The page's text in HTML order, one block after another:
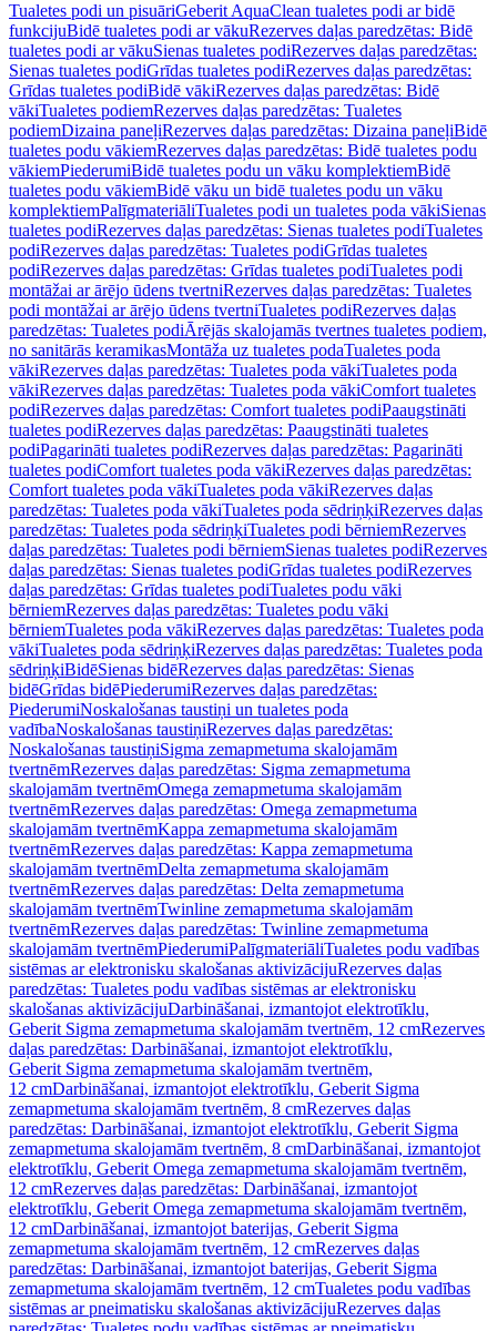
Tualetes podi un pisuāriGeberit AquaClean tualetes podi ar bidē
funkcijuBidē tualetes podi ar vākuRezerves daļas paredzētas: Bidē
tualetes podi ar vākuSienas tualetes podiRezerves daļas paredzētas:
Sienas tualetes podiGrīdas tualetes podiRezerves daļas paredzētas:
Grīdas tualetes podiBidē vākiRezerves daļas paredzētas: Bidē
vākiTualetes podiemRezerves daļas paredzētas: Tualetes
podiemDizaina paneļiRezerves daļas paredzētas: Dizaina paneļiBidē
tualetes podu vākiemRezerves daļas paredzētas: Bidē tualetes podu
vākiemPiederumiBidē tualetes podu un vāku komplektiemBidē
tualetes podu vākiemBidē vāku un bidē tualetes podu un vāku
komplektiemPalīgmateriāliTualetes podi un tualetes poda vākiSienas
tualetes podiRezerves daļas paredzētas: Sienas tualetes podiTualetes
podiRezerves daļas paredzētas: Tualetes podiGrīdas tualetes
podiRezerves daļas paredzētas: Grīdas tualetes podiTualetes podi
montāžai ar ārējo ūdens tvertniRezerves daļas paredzētas: Tualetes
podi montāžai ar ārējo ūdens tvertniTualetes podiRezerves daļas
paredzētas: Tualetes podiĀrējās skalojamās tvertnes tualetes podiem,
no sanitārās keramikasMontāža uz tualetes podaTualetes poda
vākiRezerves daļas paredzētas: Tualetes poda vākiTualetes poda
vākiRezerves daļas paredzētas: Tualetes poda vākiComfort tualetes
podiRezerves daļas paredzētas: Comfort tualetes podiPaaugstināti
tualetes podiRezerves daļas paredzētas: Paaugstināti tualetes
podiPagarināti tualetes podiRezerves daļas paredzētas: Pagarināti
tualetes podiComfort tualetes poda vākiRezerves daļas paredzētas:
Comfort tualetes poda vākiTualetes poda vākiRezerves daļas
paredzētas: Tualetes poda vākiTualetes poda sēdriņķiRezerves daļas
paredzētas: Tualetes poda sēdriņķiTualetes podi bērniemRezerves
daļas paredzētas: Tualetes podi bērniemSienas tualetes podiRezerves
daļas paredzētas: Sienas tualetes podiGrīdas tualetes podiRezerves
daļas paredzētas: Grīdas tualetes podiTualetes podu vāki
bērniemRezerves daļas paredzētas: Tualetes podu vāki
bērniemTualetes poda vākiRezerves daļas paredzētas: Tualetes poda
vākiTualetes poda sēdriņķiRezerves daļas paredzētas: Tualetes poda
sēdriņķiBidēSienas bidēRezerves daļas paredzētas: Sienas
bidēGrīdas bidēPiederumiRezerves daļas paredzētas:
PiederumiNoskalošanas taustiņi un tualetes poda
vadībaNoskalošanas taustiņiRezerves daļas paredzētas:
Noskalošanas taustiņiSigma zemapmetuma skalojamām
tvertnēmRezerves daļas paredzētas: Sigma zemapmetuma
skalojamām tvertnēmOmega zemapmetuma skalojamām
tvertnēmRezerves daļas paredzētas: Omega zemapmetuma
skalojamām tvertnēmKappa zemapmetuma skalojamām
tvertnēmRezerves daļas paredzētas: Kappa zemapmetuma
skalojamām tvertnēmDelta zemapmetuma skalojamām
tvertnēmRezerves daļas paredzētas: Delta zemapmetuma
skalojamām tvertnēmTwinline zemapmetuma skalojamām
tvertnēmRezerves daļas paredzētas: Twinline zemapmetuma
skalojamām tvertnēmPiederumiPalīgmateriāliTualetes podu vadības
sistēmas ar elektronisku skalošanas aktivizācijuRezerves daļas
paredzētas: Tualetes podu vadības sistēmas ar elektronisku
skalošanas aktivizācijuDarbināšanai, izmantojot elektrotīklu,
Geberit Sigma zemapmetuma skalojamām tvertnēm, 12 cmRezerves
daļas paredzētas: Darbināšanai, izmantojot elektrotīklu,
Geberit Sigma zemapmetuma skalojamām tvertnēm,
12 cmDarbināšanai, izmantojot elektrotīklu, Geberit Sigma
zemapmetuma skalojamām tvertnēm, 8 cmRezerves daļas
paredzētas: Darbināšanai, izmantojot elektrotīklu, Geberit Sigma
zemapmetuma skalojamām tvertnēm, 8 cmDarbināšanai, izmantojot
elektrotīklu, Geberit Omega zemapmetuma skalojamām tvertnēm,
12 cmRezerves daļas paredzētas: Darbināšanai, izmantojot
elektrotīklu, Geberit Omega zemapmetuma skalojamām tvertnēm,
12 cmDarbināšanai, izmantojot baterijas, Geberit Sigma
zemapmetuma skalojamām tvertnēm, 12 cmRezerves daļas
paredzētas: Darbināšanai, izmantojot baterijas, Geberit Sigma
zemapmetuma skalojamām tvertnēm, 12 cmTualetes podu vadības
sistēmas ar pneimatisku skalošanas aktivizācijuRezerves daļas